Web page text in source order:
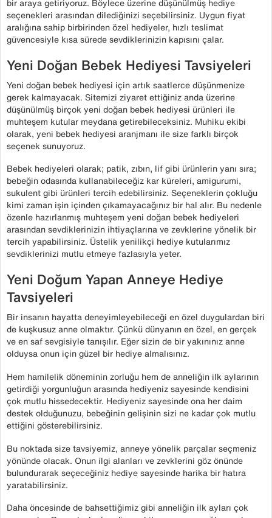
bir araya getiriyoruz. Böylece üzerine düşünülmüş hediye
seçenekleri arasından dilediğinizi seçebilirsiniz. Uygun fiyat
aralığına sahip birbirinden özel hediyeler, hızlı teslimat
güvencesiyle kısa sürede sevdiklerinizin kapısını çalar.
Yeni Doğan Bebek Hediyesi Tavsiyeleri
Yeni doğan bebek hediyesi için artık saatlerce düşünmenize
gerek kalmayacak. Sitemizi ziyaret ettiğiniz anda üzerine
düşünülmüş birçok yeni doğan bebek hediyesi ürünleri ile
muhteşem kutular meydana getirebileceksiniz. Muhiku ekibi
olarak, yeni bebek hediyesi aranjmanı ile size farklı birçok
seçenek sunuyoruz.
Bebek hediyeleri olarak; patik, zıbın, lif gibi ürünlerin yanı sıra;
bebeğin odasında kullanabileceğiz kar küreleri, amigurumi,
sukulent gibi ürünleri tercih edebilirsiniz. Seçeneklerin çokluğu
kimi zaman işin içinden çıkamayacağınız bir hal alır. Bu nedenle
özenle hazırlanmış muhteşem yeni doğan bebek hediyeleri
arasından sevdiklerinizin ihtiyaçlarına ve zevklerine yönelik bir
tercih yapabilirsiniz. Üstelik yenilikçi hediye kutularımız
sevdiklerinizi mutlu etmeye fazlasıyla yeter.
Yeni Doğum Yapan Anneye Hediye
Tavsiyeleri
Bir insanın hayatta deneyimleyebileceği en özel duygulardan biri
de kuşkusuz anne olmaktır. Çünkü dünyanın en özel, en gerçek
ve en saf sevgisiyle tanışılır. Eğer sizin de bir yakınınız anne
olduysa onun için güzel bir hediye almalısınız.
Hem hamilelik döneminin zorluğu hem de anneliğin ilk aylarının
getirdiği yorgunluğun arasında hediyeniz sayesinde kendisini
çok mutlu hissedecektir. Hediyeniz sayesinde ona her daim
destek olduğunuzu, bebeğinin gelişinin sizi ne kadar çok mutlu
ettiğini gösterebilirsiniz.
Bu noktada size tavsiyemiz, anneye yönelik parçalar seçmeniz
yönünde olacak. Onun ilgi alanları ve zevklerini göz önünde
bulundurarak seçeceğiniz hediye sayesinde harika bir hatıra
yaratabilirsiniz.
Daha öncesinde de bahsettiğimiz gibi anneliğin ilk ayları çok